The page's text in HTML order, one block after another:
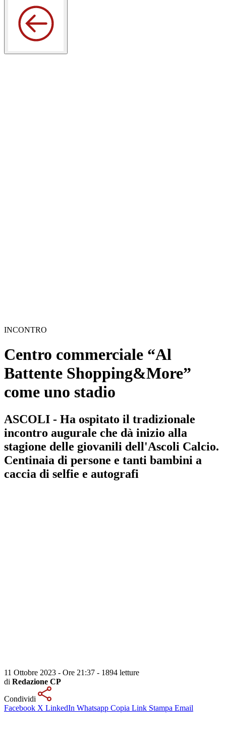
INCONTRO
Centro commerciale “Al
Battente Shopping&More”
come uno stadio
ASCOLI - Ha ospitato il tradizionale
incontro augurale che dà inizio alla
stagione delle giovanili dell'Ascoli Calcio.
Centinaia di persone e tanti bambini a
caccia di selfie e autografi
11 Ottobre 2023 - Ore 21:37 - 1894 letture
di Redazione CP
Condividi
Facebook X LinkedIn Whatsapp Copia Link Stampa Email